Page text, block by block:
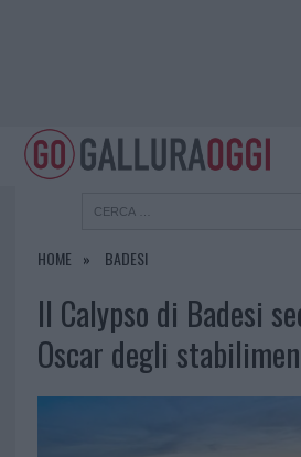
HOME BADESI
Il Calypso di Badesi
Oscar degli